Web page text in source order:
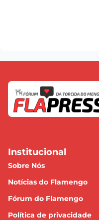
Institucional
Sobre Nós
Notícias do Flamengo
Fórum do Flamengo
Política de privacidade